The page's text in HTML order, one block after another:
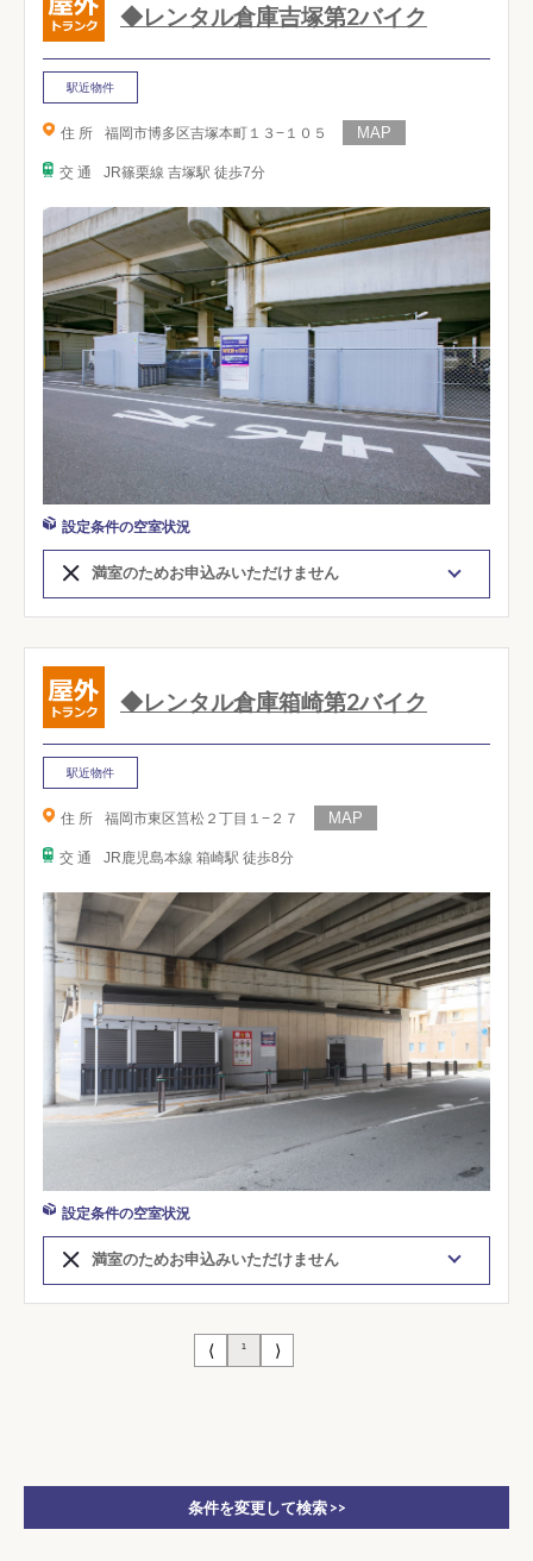
◆レンタル倉庫吉塚第2バイク
駅近物件
住 所 福岡市博多区吉塚本町１３−１０５
交 通 JR篠栗線 吉塚駅 徒歩7分
設定条件の空室状況
満室のためお申込みいただけません
◆レンタル倉庫箱崎第2バイク
駅近物件
住 所 福岡市東区筥松２丁目１−２７
交 通 JR鹿児島本線 箱崎駅 徒歩8分
設定条件の空室状況
満室のためお申込みいただけません
⟨ 1 ⟩
条件を変更して検索 >>